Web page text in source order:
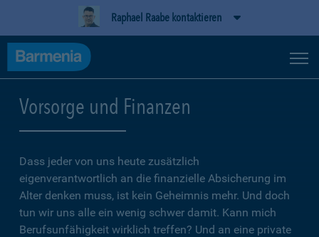
Raphael Raabe kontaktieren
Vorsorge und Finanzen
Dass jeder von uns heute zusätzlich
eigenverantwortlich an die finanzielle Absicherung im
Alter denken muss, ist kein Geheimnis mehr. Und doch
tun wir uns alle ein wenig schwer damit. Kann mich
Berufsunfähigkeit wirklich treffen? Und an eine private